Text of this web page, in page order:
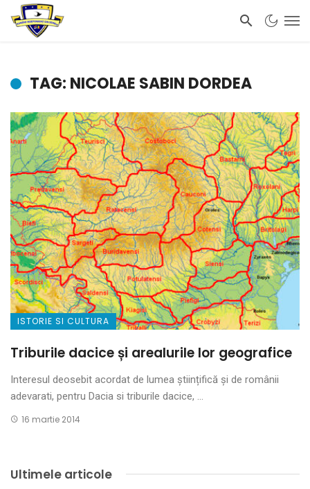
TAG: NICOLAE SABIN DORDEA
ISTORIE SI CULTURA
Triburile dacice și arealurile lor geografice
Interesul deosebit acordat de lumea științifică și de românii
adevarati, pentru Dacia si triburile dacice, ...
16 martie 2014
Ultimele articole